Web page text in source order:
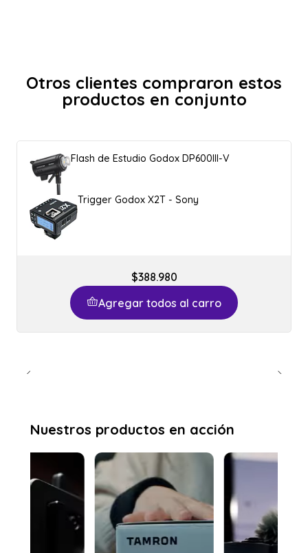
Otros clientes compraron estos
productos en conjunto
Flash de Estudio Godox DP600III-V
Trigger Godox X2T - Sony
$388.980
Agregar todos al carro